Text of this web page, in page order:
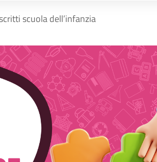
scuola dell’infanzia